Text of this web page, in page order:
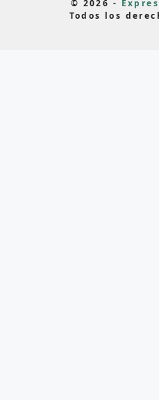
© 2026 -
Todos los